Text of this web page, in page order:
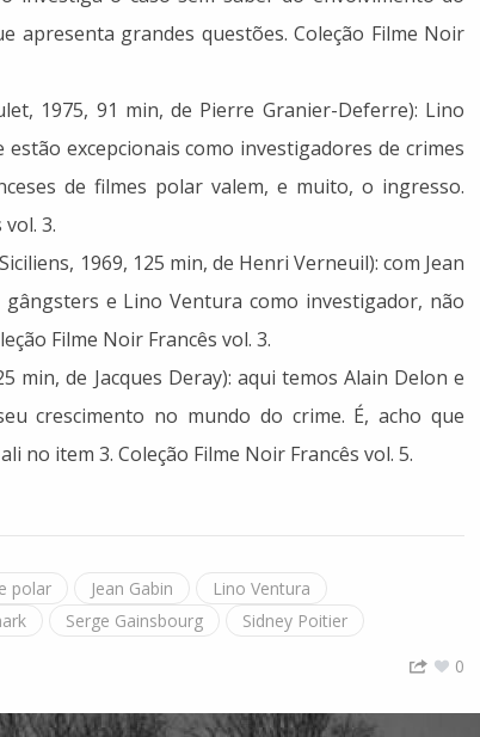
apresenta grandes questões. Coleção Filme Noir
1975, 91 min, de Pierre Granier-Deferre): Lino
excepcionais como investigadores de crimes
de filmes polar valem, e muito, o ingresso.
3.
1969, 125 min, de Henri Verneuil): com Jean
e Lino Ventura como investigador, não
Filme Noir Francês vol. 3.
min, de Jacques Deray): aqui temos Alain Delon e
crescimento no mundo do crime. É, acho que
no item 3. Coleção Filme Noir Francês vol. 5.
polar Jean Gabin
Lino Ventura
Serge Gainsbourg
Sidney Poitier
0